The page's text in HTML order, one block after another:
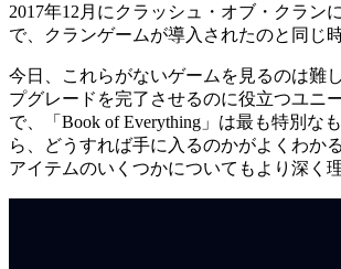
2017年12月にクラッシュ・オブ・クラン
で、クランゲームが導入されたのと同じ時
今日、これらがないゲームを見るのは難
プグレードを完了させるのに役立つユニ
で、「Book of Everything」は最も特別な
ら、どうすれば手に入るのかがよくわか
アイテムのいくつかについてもより深く